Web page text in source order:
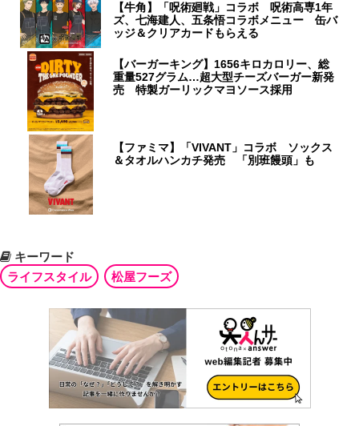
【牛角】「呪術廻戦」コラボ 呪術高専1年
ズ、七海建人、五条悟コラボメニュー 缶バ
ッジ＆クリアカードもらえる
【バーガーキング】1656キロカロリー、総
重量527グラム…超大型チーズバーガー新発
売 特製ガーリックマヨソース採用
【ファミマ】「VIVANT」コラボ ソックス
＆タオルハンカチ発売 「別班饅頭」も
キーワード
ライフスタイル
松屋フーズ